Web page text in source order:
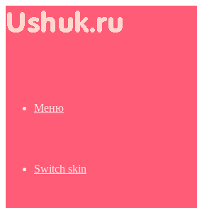
Меню
Switch skin